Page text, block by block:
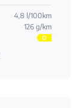
4,8 l/100km
126 g/km
D